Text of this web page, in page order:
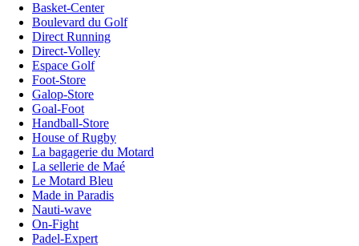
Basket-Center
Boulevard du Golf
Direct Running
Direct-Volley
Espace Golf
Foot-Store
Galop-Store
Goal-Foot
Handball-Store
House of Rugby
La bagagerie du Motard
La sellerie de Maé
Le Motard Bleu
Made in Paradis
Nauti-wave
On-Fight
Padel-Expert